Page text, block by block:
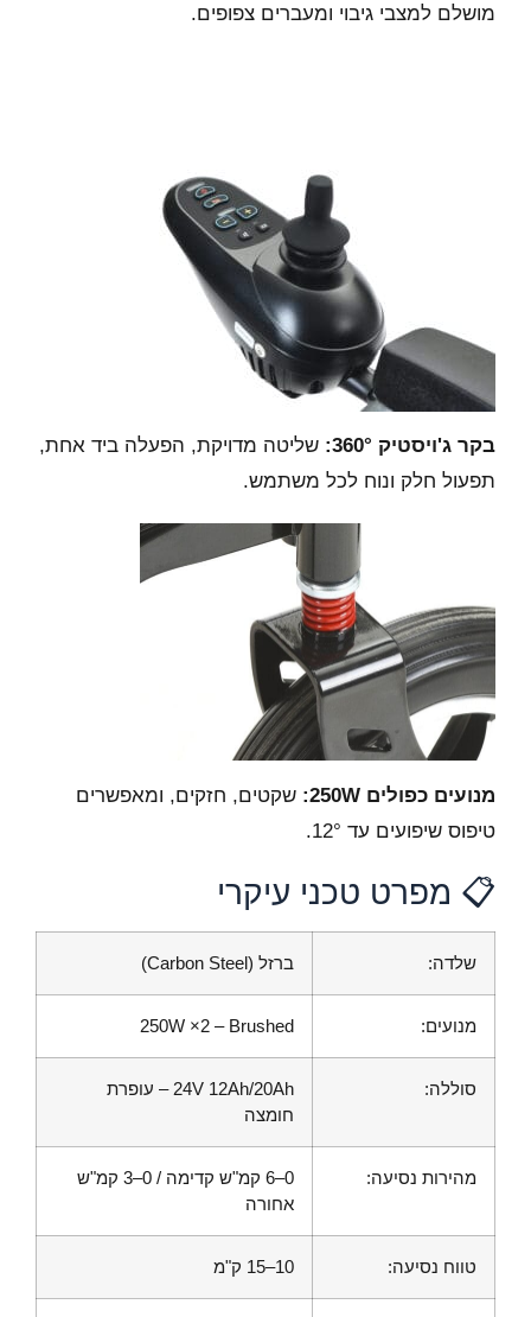
מושלם למצבי גיבוי ומעברים צפופים.
בקר ג'ויסטיק 360°:
שליטה מדויקת, הפעלה ביד אחת,
תפעול חלק ונוח לכל משתמש.
מנועים כפולים 250W:
שקטים, חזקים, ומאפשרים
טיפוס שיפועים עד 12°.
📋 מפרט טכני עיקרי
שלדה: ברזל (Carbon Steel)
מנועים: 250W ×2 – Brushed
סוללה:
24V 12Ah/20Ah – עופרת
חומצה
מהירות נסיעה:
0–6 קמ"ש קדימה / 0–3 קמ"ש
אחורה
טווח נסיעה: 10–15 ק"מ